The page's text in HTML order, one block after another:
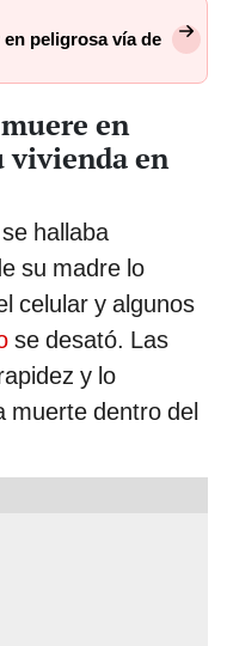
peligrosa vía de
en
vivienda en
hallaba
su madre lo
celular y algunos
se desató. Las
y lo
muerte dentro del